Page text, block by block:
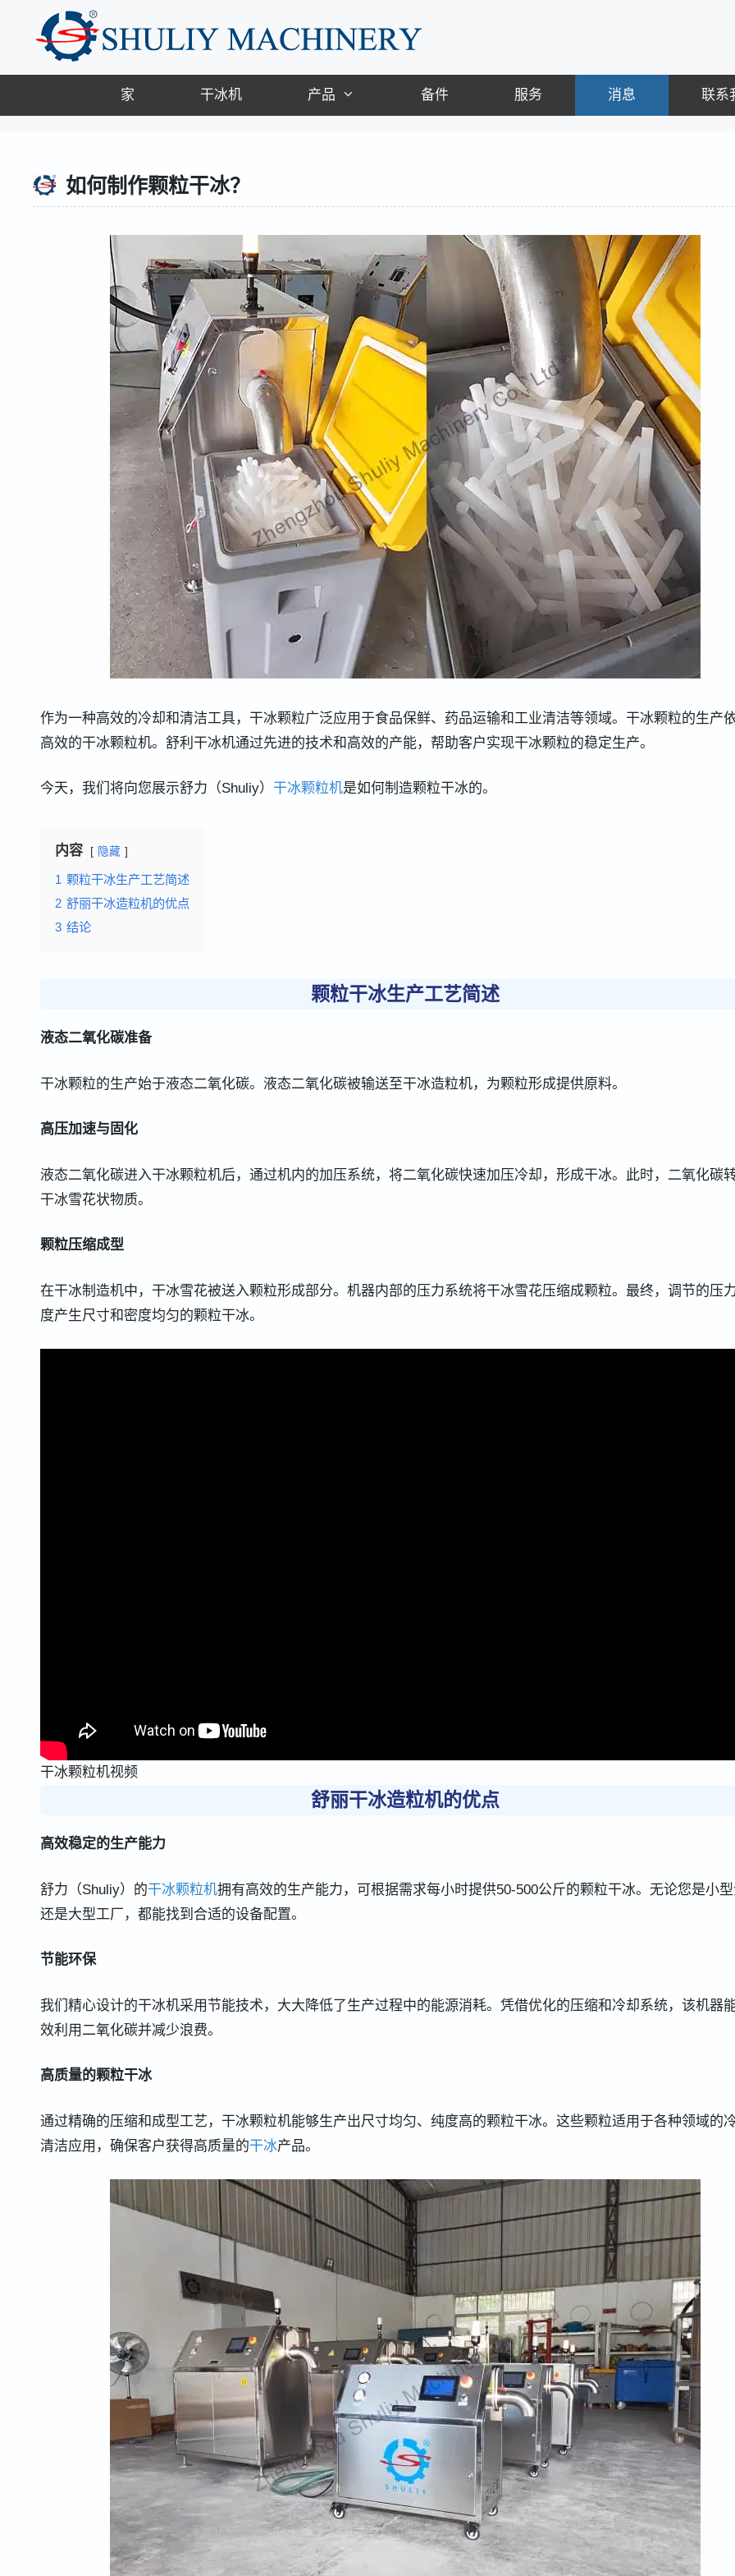
家 干冰机 产品 备件 服务 消息 联系
如何制作颗粒干冰？
作为一种高效的冷却和清洁工具，干冰颗粒广泛应用于食品保鲜、药品运输和工业清洁等领域。干冰颗粒的生产
高效的干冰颗粒机。舒利干冰机通过先进的技术和高效的产能，帮助客户实现干冰颗粒的稳定生产。
今天，我们将向您展示舒力（Shuliy） 干冰颗粒机是如何制造颗粒干冰的。
内容 隐藏
1 颗粒干冰生产工艺简述
2 舒丽干冰造粒机的优点
3 结论
颗粒干冰生产工艺简述
液态二氧化碳准备
干冰颗粒的生产始于液态二氧化碳。液态二氧化碳被输送至干冰造粒机，为颗粒形成提供原料。
高压加速与固化
液态二氧化碳进入干冰颗粒机后，通过机内的加压系统，将二氧化碳快速加压冷却，形成干冰。此时，二氧化碳
干冰雪花状物质。
颗粒压缩成型
在干冰制造机中，干冰雪花被送入颗粒形成部分。机器内部的压力系统将干冰雪花压缩成颗粒。最终，调节的压
度产生尺寸和密度均匀的颗粒干冰。
干冰颗粒机视频
舒丽干冰造粒机的优点
高效稳定的生产能力
舒力（Shuliy）的干冰颗粒机拥有高效的生产能力，可根据需求每小时提供50-500公斤的颗粒干冰。无论您是小
还是大型工厂，都能找到合适的设备配置。
节能环保
我们精心设计的干冰机采用节能技术，大大降低了生产过程中的能源消耗。凭借优化的压缩和冷却系统，该机器
效利用二氧化碳并减少浪费。
高质量的颗粒干冰
通过精确的压缩和成型工艺，干冰颗粒机能够生产出尺寸均匀、纯度高的颗粒干冰。这些颗粒适用于各种领域的
清洁应用，确保客户获得高质量的干冰产品。